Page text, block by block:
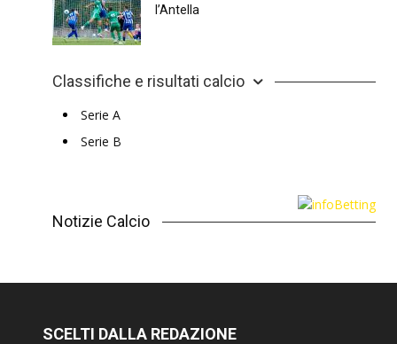
l’Antella
Classifiche e risultati calcio
Serie A
Serie B
Notizie Calcio
SCELTI DALLA REDAZIONE